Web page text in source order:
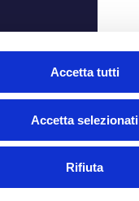
Accetta tutti
Accetta selezionati
Rifiuta